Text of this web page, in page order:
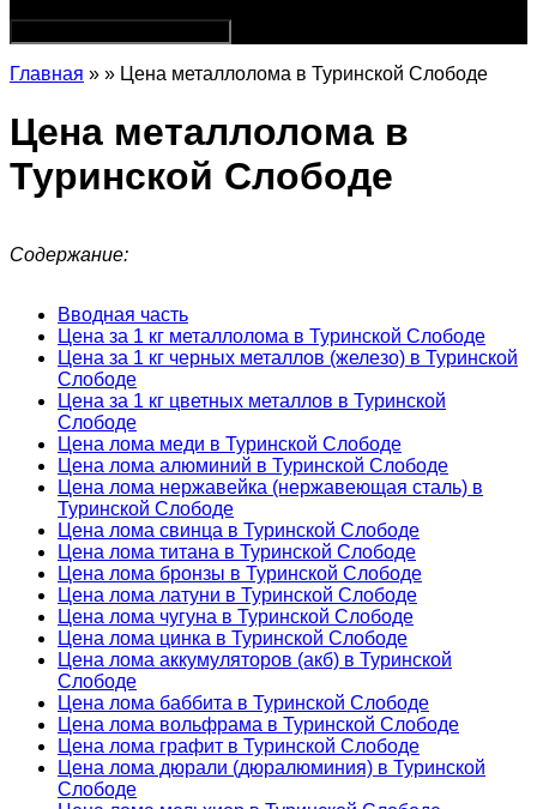
Главная » » Цена металлолома в Туринской Слободе
Цена металлолома в
Туринской Слободе
Содержание:
Вводная часть
Цена за 1 кг металлолома в Туринской Слободе
Цена за 1 кг черных металлов (железо) в Туринской
Слободе
Цена за 1 кг цветных металлов в Туринской
Слободе
Цена лома меди в Туринской Слободе
Цена лома алюминий в Туринской Слободе
Цена лома нержавейка (нержавеющая сталь) в
Туринской Слободе
Цена лома свинца в Туринской Слободе
Цена лома титана в Туринской Слободе
Цена лома бронзы в Туринской Слободе
Цена лома латуни в Туринской Слободе
Цена лома чугуна в Туринской Слободе
Цена лома цинка в Туринской Слободе
Цена лома аккумуляторов (акб) в Туринской
Слободе
Цена лома баббита в Туринской Слободе
Цена лома вольфрама в Туринской Слободе
Цена лома графит в Туринской Слободе
Цена лома дюрали (дюралюминия) в Туринской
Слободе